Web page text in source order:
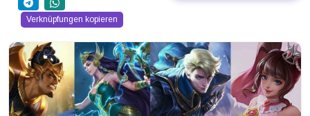
Verknüpfungen kopieren